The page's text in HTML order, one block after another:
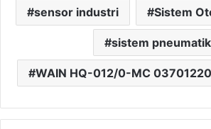
sensor industri Sistem
sistem pneumatik
WAIN HQ-012/0-MC